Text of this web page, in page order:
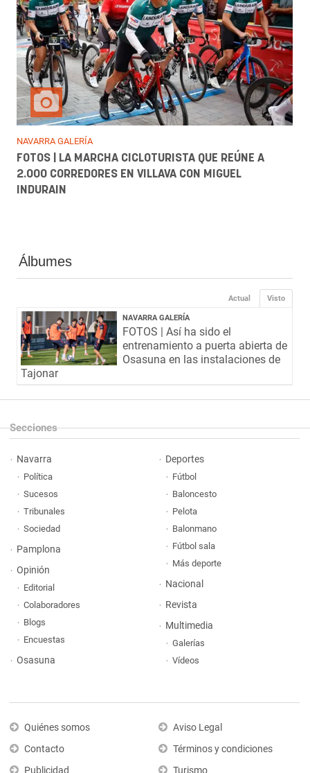
NAVARRA GALERÍA
FOTOS | LA MARCHA CICLOTURISTA QUE REÚNE A
2.000 CORREDORES EN VILLAVA CON MIGUEL
INDURAIN
Álbumes
Visto
Actual
NAVARRA GALERÍA
FOTOS | Así ha sido el
entrenamiento a puerta abierta de
Osasuna en las instalaciones de
Tajonar
Secciones
Navarra
Política
Sucesos
Tribunales
Sociedad
Pamplona
Opinión
Editorial
Colaboradores
Blogs
Encuestas
Osasuna
Deportes
Fútbol
Baloncesto
Pelota
Balonmano
Fútbol sala
Más deporte
Nacional
Revista
Multimedia
Galerías
Vídeos
Quiénes somos
Contacto
Publicidad
Aviso Legal
Términos y condiciones
Turismo